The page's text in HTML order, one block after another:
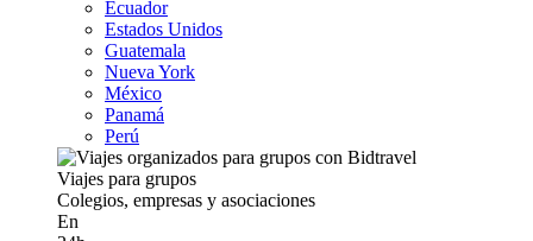
Ecuador
Estados Unidos
Guatemala
Nueva York
México
Panamá
Perú
Viajes para grupos
Colegios, empresas y asociaciones
En